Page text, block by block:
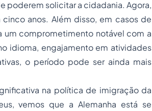
poderem solicitar a cidadania. Agora,
anos. Além disso, em casos de
comprometimento notável com a
idioma, engajamento em atividades
o período pode ser ainda mais
na política de imigração da
vemos que a Alemanha está se